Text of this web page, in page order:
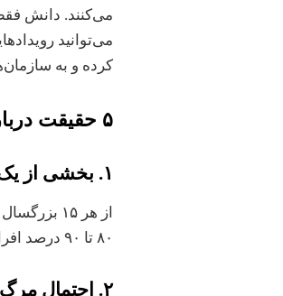
می‌کنند. دانش
می‌توانید
کرده و به
۵ حقیقت درباره خودکشی
۱. بخشی از یک اورژانس سلامت روان است
از هر ۱۵
۸۰ تا ۹۰ درصد افراد در صورت تشخیص درست افسردگی به درمان پاسخ مثبت می‌دهند.
۲. احتمال مرگ افراد مسن در اثر خودکشی بیشتر است